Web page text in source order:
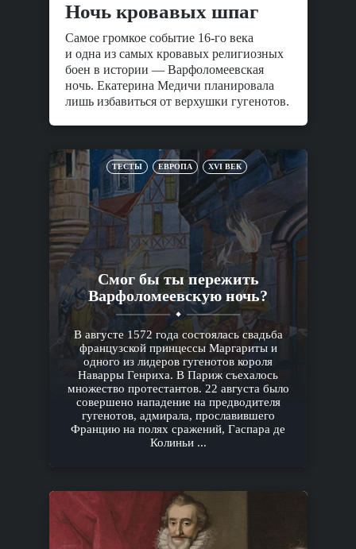
Ночь кровавых шпаг
Самое громкое событие 16-го века
и одна из самых кровавых религиозных
боен в истории — Варфоломеевская
ночь. Екатерина Медичи планировала
лишь избавиться от верхушки гугенотов.
ТЕСТЫ ЕВРОПА XVI ВЕК
Смог бы ты пережить
Варфоломеевскую ночь?
В августе 1572 года состоялась свадьба
французской принцессы Маргариты и
одного из лидеров гугенотов короля
Наварры Генриха. В Париж съехалось
множество протестантов. 22 августа было
совершено нападение на предводителя
гугенотов, адмирала, прославившего
Францию на полях сражений, Гаспара де
Колиньи ...